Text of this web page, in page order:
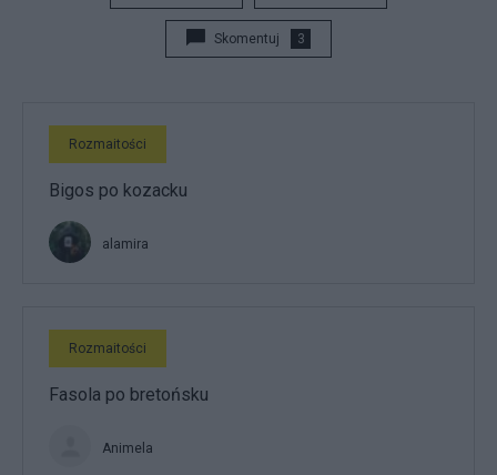
Skomentuj 3
Rozmaitości
Bigos po kozacku
alamira
Rozmaitości
Fasola po bretońsku
Animela